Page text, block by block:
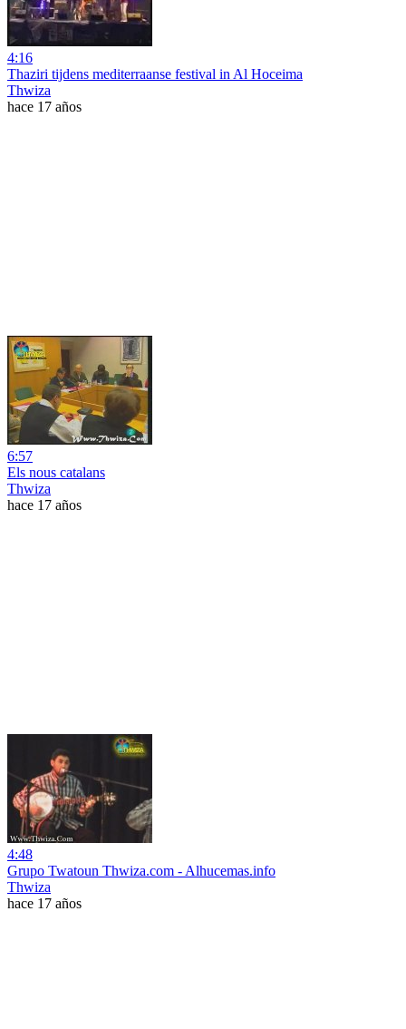
4:16
Thaziri tijdens mediterraanse festival in Al Hoceima
Thwiza
hace 17 años
6:57
Els nous catalans
Thwiza
hace 17 años
4:48
Grupo Twatoun Thwiza.com - Alhucemas.info
Thwiza
hace 17 años